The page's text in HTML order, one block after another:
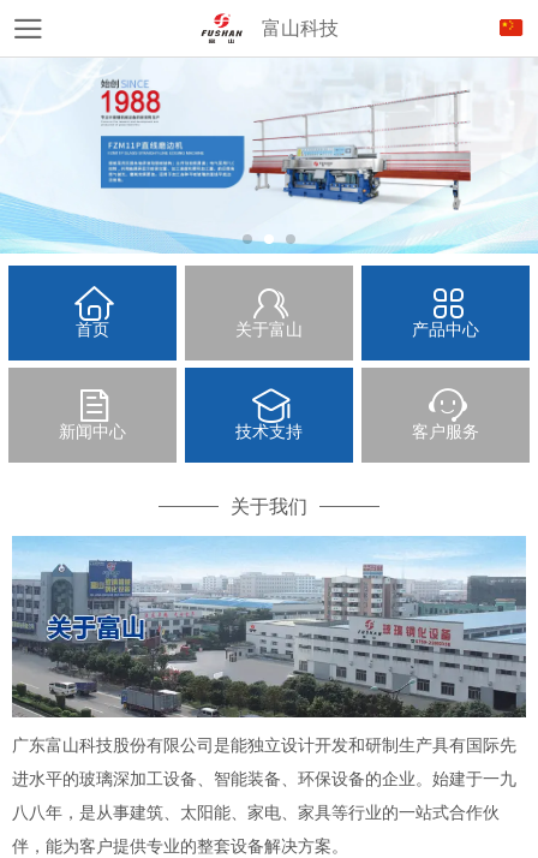
富山科技
首页 关于富山 产品中心
新闻中心 技术支持 客户服务
关于我们
广东富山科技股份有限公司是能独立设计开发和研制生产具有国际先
进水平的玻璃深加工设备、智能装备、环保设备的企业。始建于一九
八八年，是从事建筑、太阳能、家电、家具等行业的一站式合作伙
伴，能为客户提供专业的整套设备解决方案。